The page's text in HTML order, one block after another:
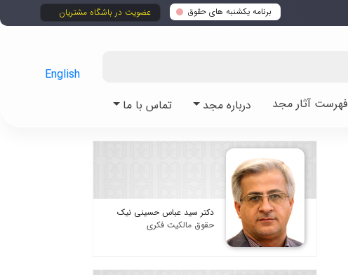
برنامه یکشنبه های حقوق عضویت در باشگاه مشتریان
فهرست آثار مجد درباره مجد تماس با ما
English
دکتر سید عباس حسینی نیک
حقوق مالکیت فکری